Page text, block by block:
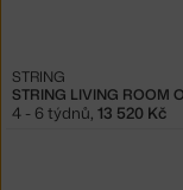
STRING
4 - 6 týdnů, 13 520 Kč